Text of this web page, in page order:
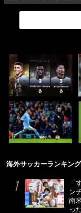
海外サッカーランキング
「
ン
南
っ